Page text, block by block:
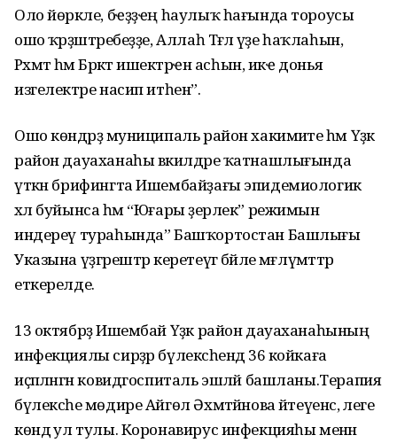
Оло йөрәкле, бҽҙҙҽң һаулыҡ һағында тороусы
ошо ҡәрҙәштәребеҙҙе, Аллаһ Тәғәлә үҙе һаҡлаһын,
Рәхмәт һәм Бәрәкәт ишектәрҽн асһын, икҽ донья
изгелектәре насип итһен”.
Ошо көндәрҙә муниципаль район хакимиәте һәм Үҙәк
район дауаханаһы вәкилдәре ҡатнашлығында
үткән брифингта Ишембайҙағы эпидемиологик
хәл буйынса һәм “Юғары әҙерлек” режимын
индереү тураһында” Башҡортостан Башлығы
Указына үҙгәрештәр керетеүгә бәйле мәғлүмәттәр
еткерелде.
13 октябрҙә Ишембай Үҙәк район дауаханаһының
инфекциялы сирҙәр бүлексәһендә 36 койкаға
иҫәпләнгән ковидгоспиталь эшләй башланы.Терапия
бүлексәһе мөдире Айгөл Әхмәтйәнова әйтеүенсә, әлеге
көндә ул тулы. Коронавирус инфекцияһы менән